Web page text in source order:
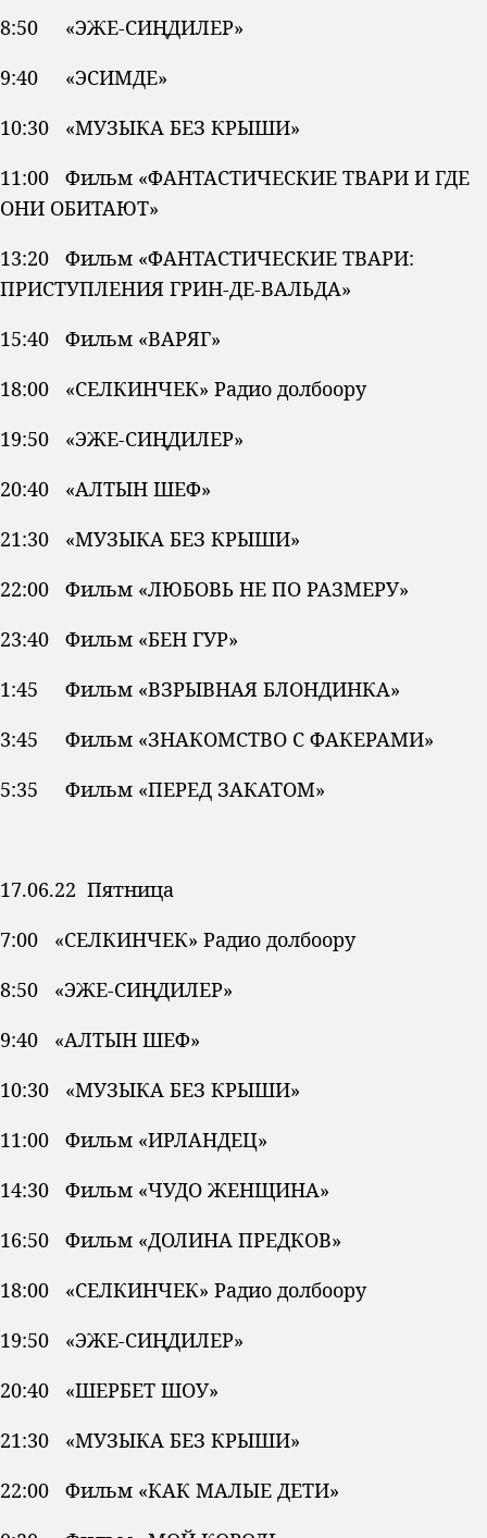
8:50 «ЭЖЕ-СИҢДИЛЕР»
9:40 «ЭСИМДЕ»
10:30 «МУЗЫКА БЕЗ КРЫШИ»
11:00 Фильм «ФАНТАСТИЧЕСКИЕ ТВАРИ И ГДЕ
ОНИ ОБИТАЮТ»
13:20 Фильм «ФАНТАСТИЧЕСКИЕ ТВАРИ:
ПРИСТУПЛЕНИЯ ГРИН-ДЕ-ВАЛЬДА»
15:40 Фильм «ВАРЯГ»
18:00 «СЕЛКИНЧЕК» Радио долбоору
19:50 «ЭЖЕ-СИҢДИЛЕР»
20:40 «АЛТЫН ШЕФ»
21:30 «МУЗЫКА БЕЗ КРЫШИ»
22:00 Фильм «ЛЮБОВЬ НЕ ПО РАЗМЕРУ»
23:40 Фильм «БЕН ГУР»
1:45 Фильм «ВЗРЫВНАЯ БЛОНДИНКА»
3:45 Фильм «ЗНАКОМСТВО С ФАКЕРАМИ»
5:35 Фильм «ПЕРЕД ЗАКАТОМ»
17.06.22 Пятница
7:00 «СЕЛКИНЧЕК» Радио долбоору
8:50 «ЭЖЕ-СИҢДИЛЕР»
9:40 «АЛТЫН ШЕФ»
10:30 «МУЗЫКА БЕЗ КРЫШИ»
11:00 Фильм «ИРЛАНДЕЦ»
14:30 Фильм «ЧУДО ЖЕНЩИНА»
16:50 Фильм «ДОЛИНА ПРЕДКОВ»
18:00 «СЕЛКИНЧЕК» Радио долбоору
19:50 «ЭЖЕ-СИҢДИЛЕР»
20:40 «ШЕРБЕТ ШОУ»
21:30 «МУЗЫКА БЕЗ КРЫШИ»
22:00 Фильм «КАК МАЛЫЕ ДЕТИ»